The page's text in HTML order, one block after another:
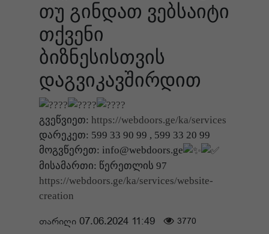
თუ გინდათ ვებსაიტი
თქვენი
ბიზნესისთვის
დაგვიკავშირდით
გვეწვიეთ: https://webdoors.ge/ka/services
დარეკეთ: 599 33 90 99 , 599 33 20 99
მოგვწერეთ: info@webdoors.ge
მისამართი: წერეთლის 97
https://webdoors.ge/ka/services/website-
creation
თარიღი 07.06.2024 11:49 3770